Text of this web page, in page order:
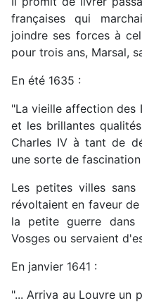
françaises qui
joindre ses forces à
pour trois ans, Marsal,
En été 1635 :
"La vieille affection des
et les brillantes
Charles IV à tant de
une sorte de
Les petites villes
révoltaient en faveur
la petite guerre
Vosges ou servaient
En janvier 1641 :
"... Arriva au Louvre un